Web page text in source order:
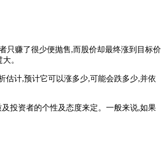
赚了很少便抛售,而股价却最终涨到目标价
。
计,预计它可以涨多少,可能会跌多少,并依
投资者的个性及态度来定。一般来说,如果